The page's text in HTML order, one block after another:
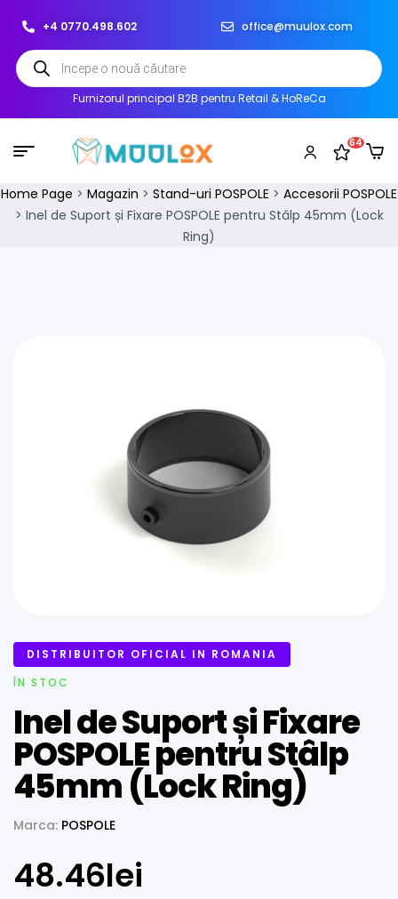
+4 0770.498.602 office@muulox.com
Furnizorul principal B2B pentru Retail & HoReCa
64
Home Page > Magazin > Stand-uri POSPOLE > Accesorii POSPOLE
> Inel de Suport și Fixare POSPOLE pentru Stâlp 45mm (Lock
Ring)
DISTRIBUITOR OFICIAL IN ROMANIA
ÎN STOC
Inel de Suport și Fixare
POSPOLE pentru Stâlp
45mm (Lock Ring)
Marca: POSPOLE
48.46lei